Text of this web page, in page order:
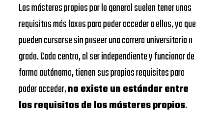
Los másteres propios por lo general suelen tener unos
requisitos más laxos para poder acceder a ellos, ya que
pueden cursarse sin poseer una carrera universitaria o
grado. Cada centro, al ser independiente y funcionar de
forma autónoma, tienen sus propios requisitos para
poder acceder,no existe un estándar entre
los requisitos de los másteres propios.